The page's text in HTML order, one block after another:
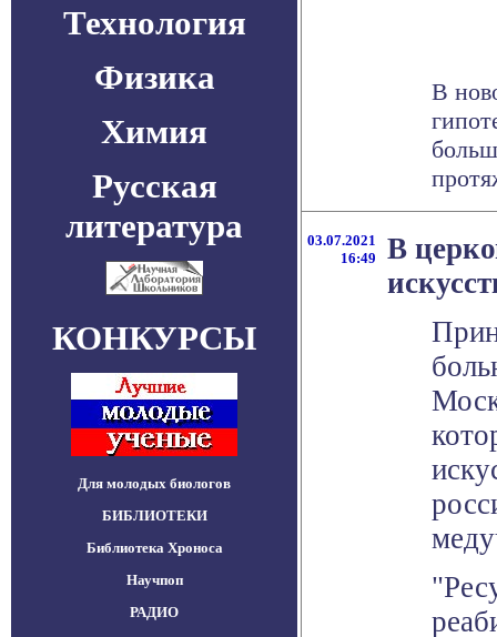
Технология
Физика
Химия
Русская
литература
КОНКУРСЫ
Для молодых биологов
БИБЛИОТЕКИ
Библиотека Хроноса
Научпоп
РАДИО
В
03.07.2021
16:49
В